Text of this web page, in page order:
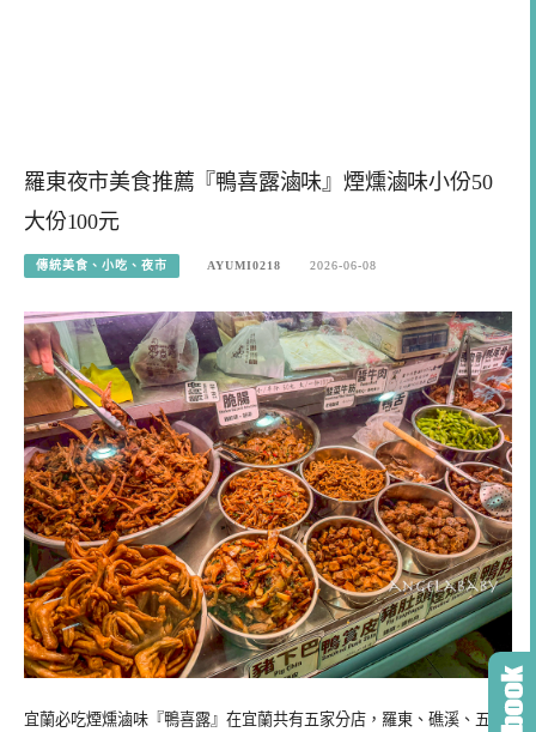
羅東夜市美食推薦『鴨喜露滷味』煙燻滷味小份50
大份100元
傳統美食、小吃、夜市 AYUMI0218 2026-06-08
宜蘭必吃煙燻滷味『鴨喜露』在宜蘭共有五家分店，羅東、礁溪、五結